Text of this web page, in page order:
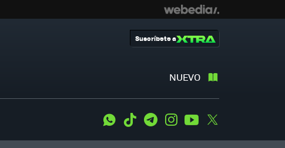
NUEVO
Suscríbete a
WhatsApp
Tiktok TelegramInstagramYoutube